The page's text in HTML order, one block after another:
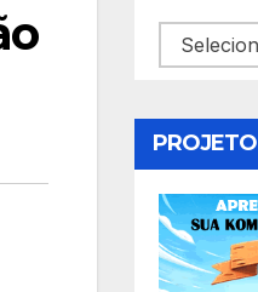
Categorias